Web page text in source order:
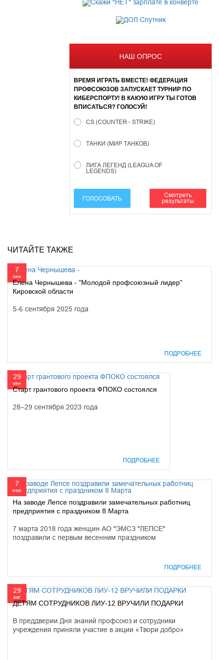
НАШ ОПРОС
ВРЕМЯ ИГРАТЬ ВМЕСТЕ! ФЕДЕРАЦИЯ
ПРОФСОЮЗОВ ЗАПУСКАЕТ ТУРНИР ПО
КИБЕРСПОРТУ! В КАКУЮ ИГРУ ТЫ ГОТОВ
ВПИСАТЬСЯ? ГОЛОСУЙ!
CS (COUNTER - STRIKE)
ТАНКИ (МИР ТАНКОВ)
ЛИГА ЛЕГЕНД (LEAGUA OF
LEGENDS)
ГОЛОСОВАТЬ
Смотреть
результаты
ЧИТАЙТЕ ТАКЖЕ
7
сен
Елена Чернышева - "Молодой профсоюзный лидер"
Кировской области
5-6 сентября 2025 года
ПОДРОБНЕЕ
29
сен
Старт грантового проекта ФПОКО состоялся
28–29 сентября 2023 года
ПОДРОБНЕЕ
7
мар
На заводе Лепсе поздравили замечательных работниц
предприятия с праздником 8 Марта
7 марта 2018 года женщин АО "ЭМСЗ "ЛЕПСЕ"
поздравили с первым весенним праздником
ПОДРОБНЕЕ
29
авг
ДЕТЯМ СОТРУДНИКОВ ЛИУ-12 ВРУЧИЛИ ПОДАРКИ
В преддверии Дня знаний профсоюз и сотрудники
учреждения приняли участие в акции «Твори добро»